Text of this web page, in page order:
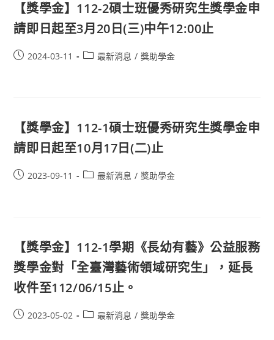
【獎學金】112-2碩士班優秀研究生獎學金申
請即日起至3月20日(三)中午12:00止
2024-03-11 最新消息 / 獎助學金
【獎學金】112-1碩士班優秀研究生獎學金申
請即日起至10月17日(二)止
2023-09-11 最新消息 / 獎助學金
【獎學金】112-1學期《長幼有藝》公益服務
獎學金對「全臺灣藝術領域研究生」，延長
收件至112/06/15止。
2023-05-02 最新消息 / 獎助學金